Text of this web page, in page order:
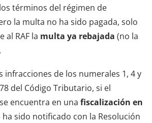
términos del régimen de
la multa no ha sido pagada, solo
al RAF la multa ya rebajada (no la
infracciones de los numerales 1, 4 y
del Código Tributario, si el
encuentra en una fiscalización en
ha sido notificado con la Resolución